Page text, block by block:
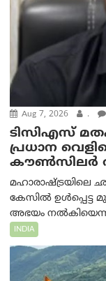
Aug 7, 2026 .
ടിസിഎസ്
പ്രധാന
കൗൺസിലർ
മഹാരാഷ്ട്രയിലെ
കേസിൽ ഉൾപ്പെട്ട
അഭയം
INDIA